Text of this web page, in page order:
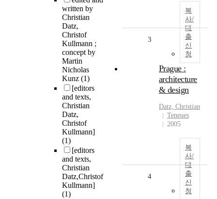
written by
Christian
Datz,
Christof
Kullmann ;
concept by
Martin
Nicholas
Kunz (1)
[editors
and texts,
Christian
Datz,
Christof
Kullmann]
(1)
[editors
and texts,
Christian
Datz,Christof
Kullmann]
(1)
복
사/
대
출
신
청
3
Prague :
architecture
& design
Datz, Christian
Teneues
2005
복
사/
대
출
신
청
4